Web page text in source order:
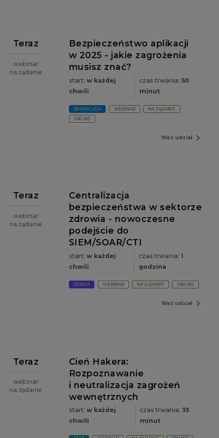
Teraz
webinar
na żądanie
Bezpieczeństwo aplikacji
w 2025 - jakie zagrożenia
musisz znać?
start: w każdej
chwili
czas trwania:50
minut
BARRACUDA WEBINAR
NA ŻĄDANIE
ONLINE
Weź udziałnavigate_next
Teraz
webinar
na żądanie
Centralizacja
bezpieczeństwa w sektorze
zdrowia - nowoczesne
podejście do
SIEM/SOAR/CTI
start: w każdej
chwili
czas trwania: 1
godzina
SEKOIA WEBINAR NA ŻĄDANIE ONLINE
Weź udziałnavigate_next
Teraz
webinar
na żądanie
Cień Hakera:
Rozpoznawanie
i neutralizacja zagrożeń
wewnętrznych
start: w każdej
chwili
czas trwania: 35
minut